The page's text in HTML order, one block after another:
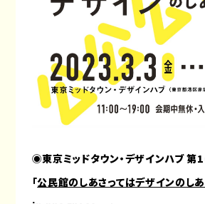
◉東京ミッドタウン・デザインハブ
「公民館のしあさってはデザインのし